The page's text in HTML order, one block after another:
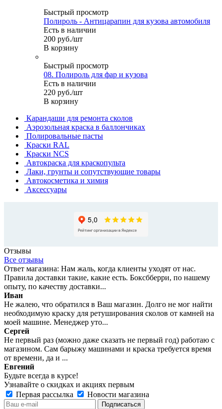
Быстрый просмотр
Полироль - Антицарапин для кузова автомобиля
Есть в наличии
200 руб./шт
В корзину
Быстрый просмотр
08. Полироль для фар и кузова
Есть в наличии
220 руб./шт
В корзину
Карандаши для ремонта сколов
Аэрозольная краска в баллончиках
Полировальные пасты
Краски RAL
Краски NCS
Автокраска для краскопульта
Лаки, грунты и сопутствующие товары
Автокосметика и химия
Аксессуары
Отзывы
Все отзывы
Ответ магазина: Нам жаль, когда клиенты уходят от нас.
Правила доставки такие, какие есть. Боксбберри, по нашему
опыту, по качеству доставки...
Иван
Не жалею, что обратился в Ваш магазин. Долго не мог найти
необходимую краску для ретуширования сколов от камней на
моей машине. Менеджер уто...
Сергей
Не первый раз (можно даже сказать не первый год) работаю с
магазином. Сам барыжу машинами и краска требуется время
от времени, да и ...
Евгений
Будьте всегда в курсе!
Узнавайте о скидках и акциях первым
Первая рассылка
Новости магазина